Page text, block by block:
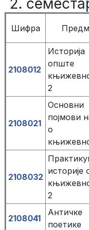
Шифра
2108012
Историја
опште
2
2108021
Основни
појмови
о
2108032
историје
2
2108041
Античке
поетике